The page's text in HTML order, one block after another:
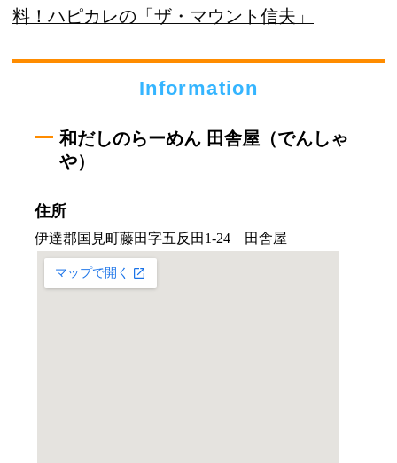
料！ハピカレの「ザ・マウント信夫」
Information
和だしのらーめん 田舎屋（でんしゃ
や）
住所